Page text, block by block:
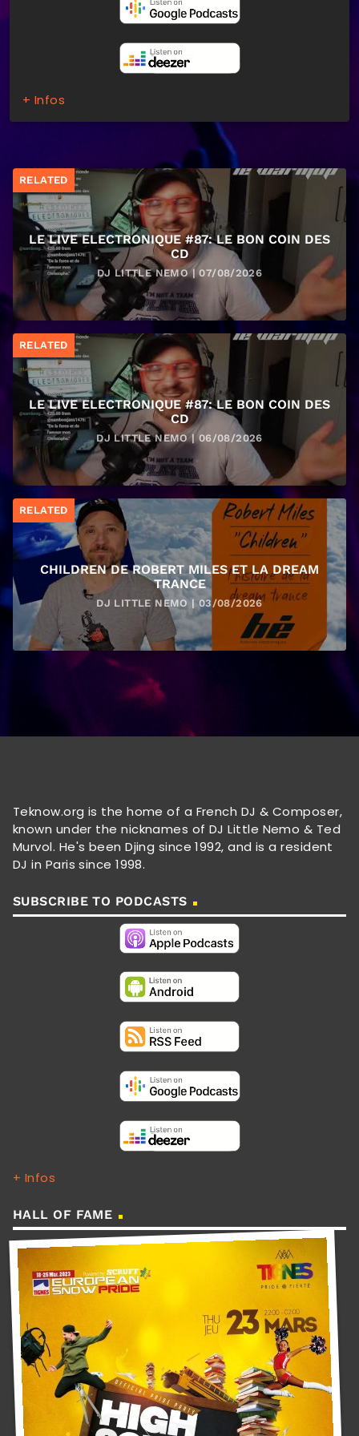
+ Infos
RELATED
LE LIVE ELECTRONIQUE #87: LE BON COIN DES
CD
DJ LITTLE NEMO | 07/08/2026
RELATED
LE LIVE ELECTRONIQUE #87: LE BON COIN DES
CD
DJ LITTLE NEMO | 06/08/2026
RELATED
CHILDREN DE ROBERT MILES ET LA DREAM
TRANCE
DJ LITTLE NEMO | 03/08/2026
Teknow.org is the home of a French DJ & Composer,
known under the nicknames of DJ Little Nemo & Ted
Murvol. He's been Djing since 1992, and is a resident
DJ in Paris since 1998.
SUBSCRIBE TO PODCASTS
+ Infos
HALL OF FAME